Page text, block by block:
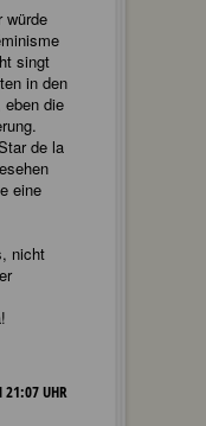
würde
singt
in den
eben die
de la
eine
nicht
UHR